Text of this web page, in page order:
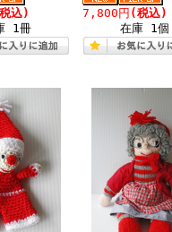
込)
1冊
7,800円 (税込)
在庫 1個